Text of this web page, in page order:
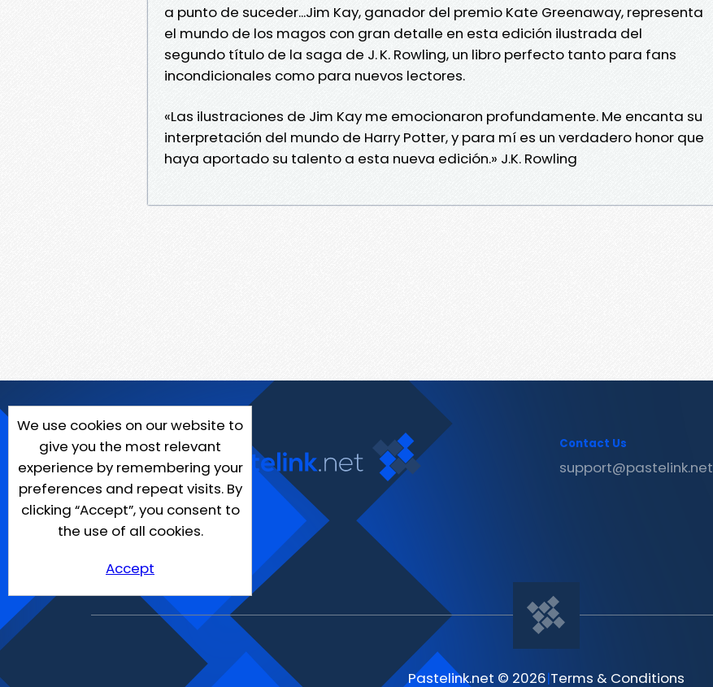
a punto de suceder...Jim Kay, ganador del premio Kate Greenaway, representa
el mundo de los magos con gran detalle en esta edición ilustrada del
segundo título de la saga de J. K. Rowling, un libro perfecto tanto para fans
incondicionales como para nuevos lectores.
«Las ilustraciones de Jim Kay me emocionaron profundamente. Me encanta su
interpretación del mundo de Harry Potter, y para mí es un verdadero honor que
haya aportado su talento a esta nueva edición.» J.K. Rowling
We use cookies on our website to
give you the most relevant
experience by remembering your
preferences and repeat visits. By
clicking “Accept”, you consent to
the use of all cookies.
Accept
Contact Us
support@pastelink.net
Pastelink.net © 2026|Terms & Conditions